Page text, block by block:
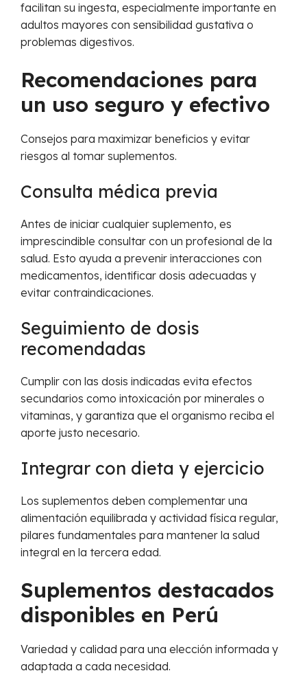
facilitan su ingesta, especialmente importante en
adultos mayores con sensibilidad gustativa o
problemas digestivos.
Recomendaciones para
un uso seguro y efectivo
Consejos para maximizar beneficios y evitar
riesgos al tomar suplementos.
Consulta médica previa
Antes de iniciar cualquier suplemento, es
imprescindible consultar con un profesional de la
salud. Esto ayuda a prevenir interacciones con
medicamentos, identificar dosis adecuadas y
evitar contraindicaciones.
Seguimiento de dosis
recomendadas
Cumplir con las dosis indicadas evita efectos
secundarios como intoxicación por minerales o
vitaminas, y garantiza que el organismo reciba el
aporte justo necesario.
Integrar con dieta y ejercicio
Los suplementos deben complementar una
alimentación equilibrada y actividad física regular,
pilares fundamentales para mantener la salud
integral en la tercera edad.
Suplementos destacados
disponibles en Perú
Variedad y calidad para una elección informada y
adaptada a cada necesidad.